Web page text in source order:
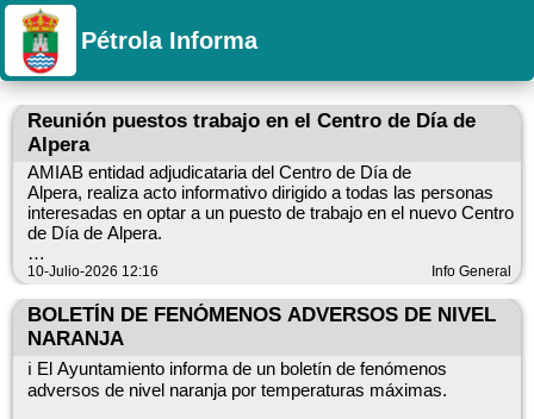
Pétrola Informa
Reunión puestos trabajo en el Centro de Día de
Alpera
AMIAB entidad adjudicataria del Centro de Día de
Alpera, realiza acto informativo dirigido a todas las personas
interesadas en optar a un puesto de trabajo en el nuevo Centro
de Día de Alpera.
16 de julio
Salón de Actos de la Casa de Cultura de Alpera
Requisitos
Inscripción
10-Julio-2026 12:16 Info General
BOLETÍN DE FENÓMENOS ADVERSOS DE NIVEL
NARANJA
ℹ️ El Ayuntamiento informa de un boletín de fenómenos
adversos de nivel naranja por temperaturas máximas.